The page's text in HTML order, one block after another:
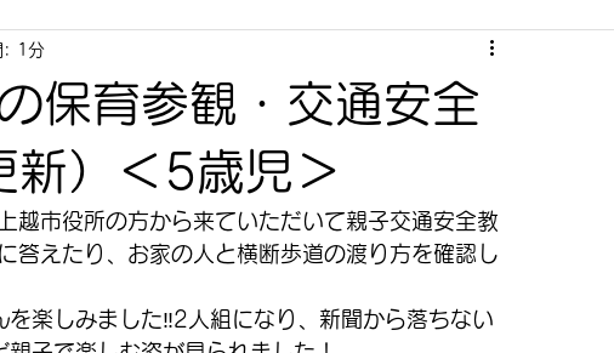
保育参観・交通安全
）＜5歳児＞
: 1分
越市役所の方から来ていただいて親子交通安全教
答えたり、お家の人と横断歩道の渡り方を確認し
楽しみました‼2人組になり、新聞から落ちない